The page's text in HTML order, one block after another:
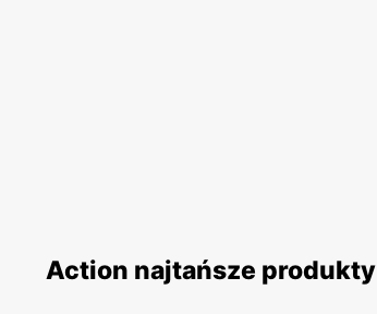
Action najtańsze produkty